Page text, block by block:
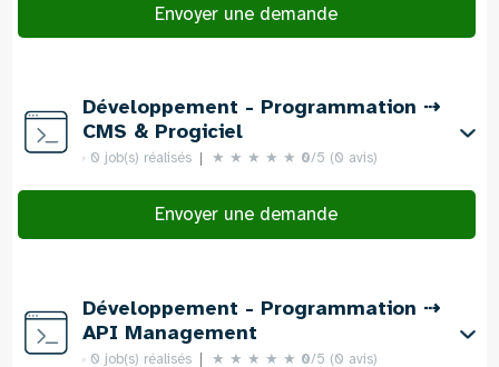
Envoyer une demande
Développement - Programmation ⇢
CMS & Progiciel
0 job(s) réalisés ★ ★ ★ ★ ★ 0/5 (0 avis)
Envoyer une demande
Développement - Programmation ⇢
API Management
0 job(s) réalisés ★ ★ ★ ★ ★ 0/5 (0 avis)